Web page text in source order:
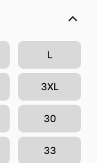
L
3XL
30
33